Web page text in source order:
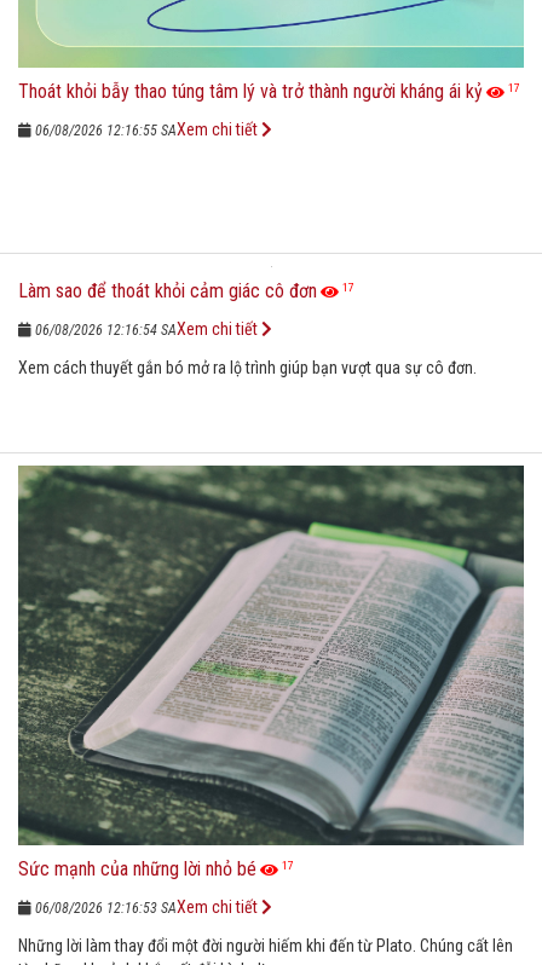
Thoát khỏi bẫy thao túng tâm lý và trở thành người kháng ái kỷ 17
06/08/2026 12:16:55 SAXem chi tiết
Làm sao để thoát khỏi cảm giác cô đơn 17
06/08/2026 12:16:54 SA
Xem cách thuyết gắn bó mở ra lộ trình giúp bạn vượt qua sự cô đơn.
Xem chi tiết
Sức mạnh của những lời nhỏ bé 17
06/08/2026 12:16:53 SA
Những lời làm thay đổi một đời người hiếm khi đến từ Plato. Chúng cất lên
Xem chi tiết